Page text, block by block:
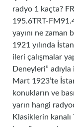
radyo 1 kaçta?
195.6TRT-
yayını ne zaman
1921 yılında
ileri çalışmalar
Deneyleri”
Mart 1923’te
konukların ve
yarın hangi
Klasiklerin kanalı